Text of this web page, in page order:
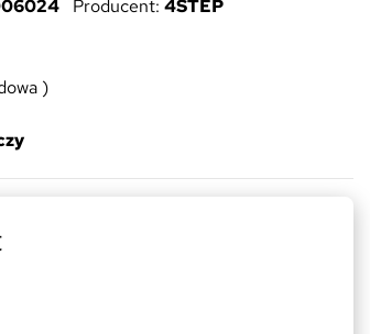
Producent: 4STEP
)